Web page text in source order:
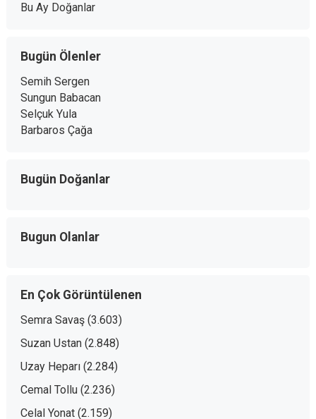
Bu Ay Doğanlar
Bugün Ölenler
Semih Sergen
Sungun Babacan
Selçuk Yula
Barbaros Çağa
Bugün Doğanlar
Bugun Olanlar
En Çok Görüntülenen
Semra Savaş (3.603)
Suzan Ustan (2.848)
Uzay Heparı (2.284)
Cemal Tollu (2.236)
Celal Yonat (2.159)